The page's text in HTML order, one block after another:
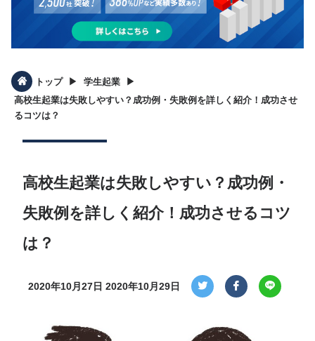
トップ ▶︎ 学生起業 ▶︎
高校生起業は失敗しやすい？成功例・失敗例を詳しく紹介！成功させ
るコツは？
高校生起業は失敗しやすい？成功例・
失敗例を詳しく紹介！成功させるコツ
は？
2020年10月27日 2020年10月29日